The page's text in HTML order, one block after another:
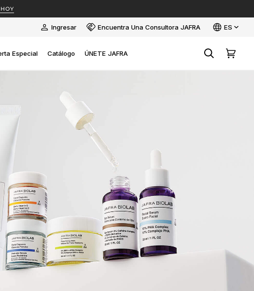
Mi
Ingresar Encuentra Una Consultora JAFRA Idioma
ES
Especial Catálogo ÚNETE JAFRA
Buscar Carrito